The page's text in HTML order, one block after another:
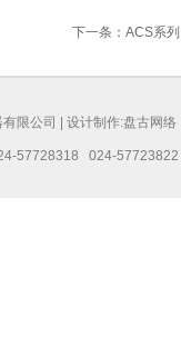
下一条：ACS系
限公司 | 设计制作:盘古网络
024-57728318 024-